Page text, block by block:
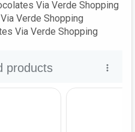
Via Verde Shopping
Verde Shopping
Via Verde Shopping